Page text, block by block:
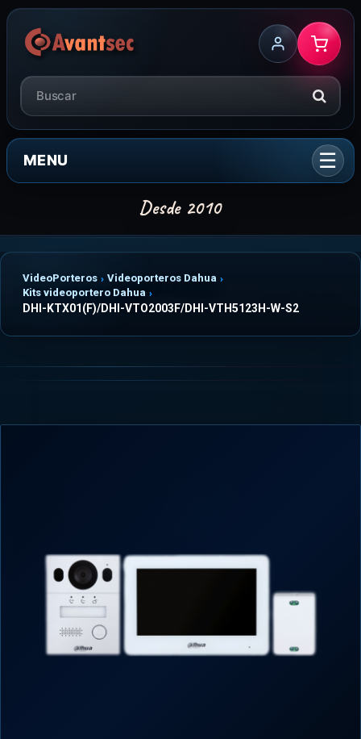
MENU
VideoPorteros
Videoporteros Dahua
Kits videoportero Dahua
DHI-KTX01(F)/DHI-VTO2003F/DHI-VTH5123H-W-S2